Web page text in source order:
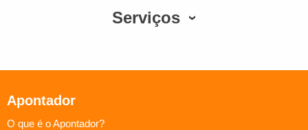
Serviços
Apontador
O que é o Apontador?